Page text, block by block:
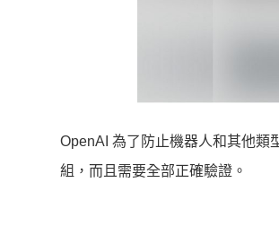
OpenAI 為了防止機器人和其他類
組，而且需要全部正確驗證。